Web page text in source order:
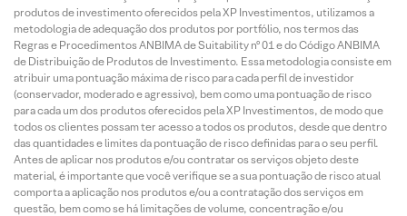
produtos de investimento oferecidos pela XP Investimentos, utilizamos a
metodologia de adequação dos produtos por portfólio, nos termos das
Regras e Procedimentos ANBIMA de Suitability nº 01 e do Código ANBIMA
de Distribuição de Produtos de Investimento. Essa metodologia consiste em
atribuir uma pontuação máxima de risco para cada perfil de investidor
(conservador, moderado e agressivo), bem como uma pontuação de risco
para cada um dos produtos oferecidos pela XP Investimentos, de modo que
todos os clientes possam ter acesso a todos os produtos, desde que dentro
das quantidades e limites da pontuação de risco definidas para o seu perfil.
Antes de aplicar nos produtos e/ou contratar os serviços objeto deste
material, é importante que você verifique se a sua pontuação de risco atual
comporta a aplicação nos produtos e/ou a contratação dos serviços em
questão, bem como se há limitações de volume, concentração e/ou